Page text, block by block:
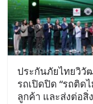
ประกันภัยไทยวิวั
รถเปิดปิด “รถติด
ลูกค้า และส่งต่อสิ่